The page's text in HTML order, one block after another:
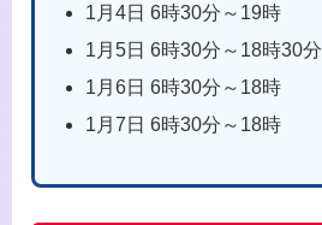
1月4日 6時30分～19時
1月5日 6時30分～18時30分
1月6日 6時30分～18時
1月7日 6時30分～18時